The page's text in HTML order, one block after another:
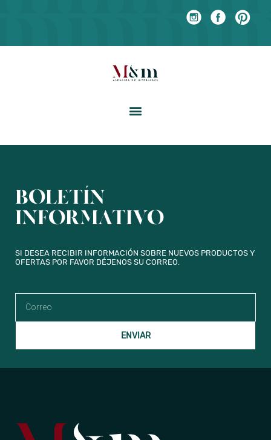
BOLETÍN
INFORMATIVO
SI DESEA RECIBIR INFORMACIÓN SOBRE NUEVOS PRODUCTOS Y
OFERTAS POR FAVOR DÉJENOS SU CORREO.
ENVIAR